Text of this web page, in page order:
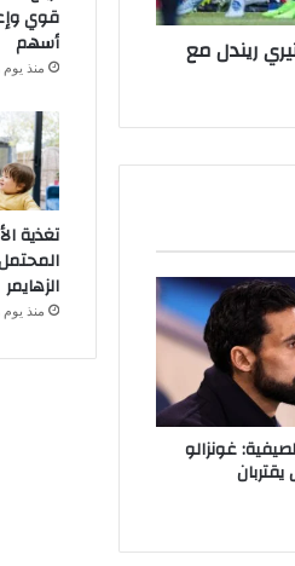
ريندل مع
غونزالو
قوي
أسهم
منذ
تغذية
الزهايمر
منذ يوم